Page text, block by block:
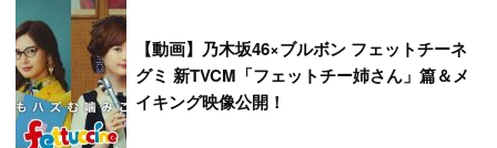
【動画】乃木坂46×ブルボン フェットチーネ
グミ 新TVCM「フェットチー姉さん」篇＆メ
イキング映像公開！